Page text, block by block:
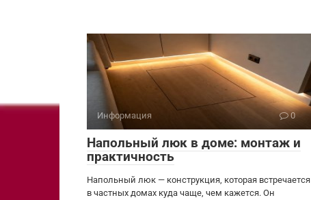
Информация 0
Напольный люк в доме: монтаж и
практичность
Напольный люк — конструкция, которая встречается
в частных домах куда чаще, чем кажется. Он